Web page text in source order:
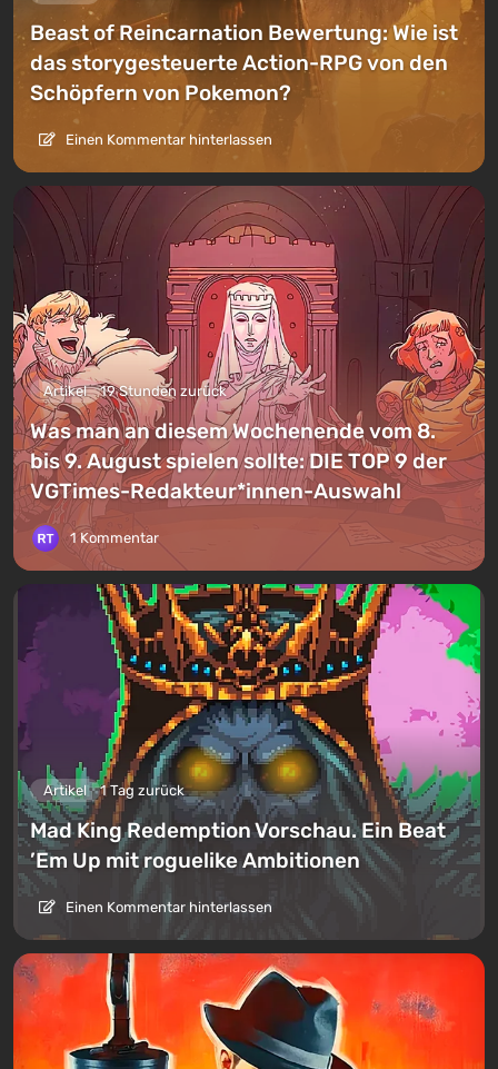
Beast of Reincarnation Bewertung: Wie ist
das storygesteuerte Action-RPG von den
Schöpfern von Pokemon?
Einen Kommentar hinterlassen
Artikel 19 Stunden zurück
Was man an diesem Wochenende vom 8.
bis 9. August spielen sollte: DIE TOP 9 der
VGTimes-Redakteur*innen-Auswahl
1 Kommentar
Artikel 1 Tag zurück
Mad King Redemption Vorschau. Ein Beat
’Em Up mit roguelike Ambitionen
Einen Kommentar hinterlassen